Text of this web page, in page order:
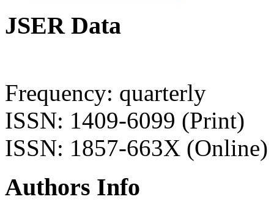
JSER Data
Frequency: quarterly
ISSN: 1409-6099 (Print)
ISSN: 1857-663X (Online)
Authors Info